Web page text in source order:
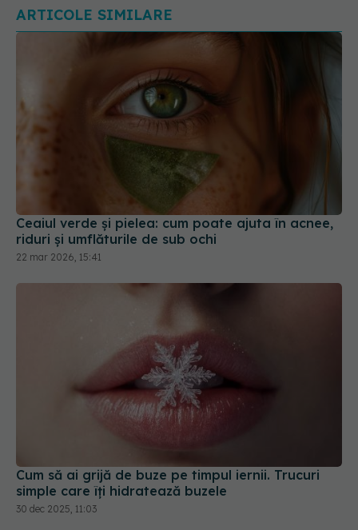
Ceaiul verde și pielea: cum poate ajuta în acnee,
riduri și umflăturile de sub ochi
Cum să ai grijă de buze pe timpul iernii. Trucuri